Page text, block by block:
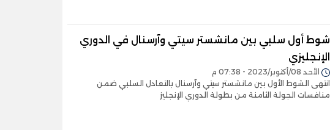
شوط أول سلبي بين مانشستر سيتي وآرسنال في الدوري
الإنجليزي
الأحد 08/أكتوبر/2023 - 07:38 م
انتهى الشوط الأول بين مانشستر سيتي وآرسنال بالتعادل السلبي ضمن
منافسات الجولة الثامنة من بطولة الدوري الإنجليز